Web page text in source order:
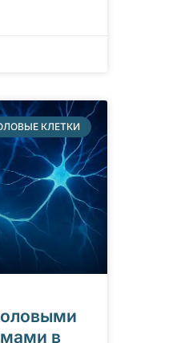
КЛЕТКИ
в